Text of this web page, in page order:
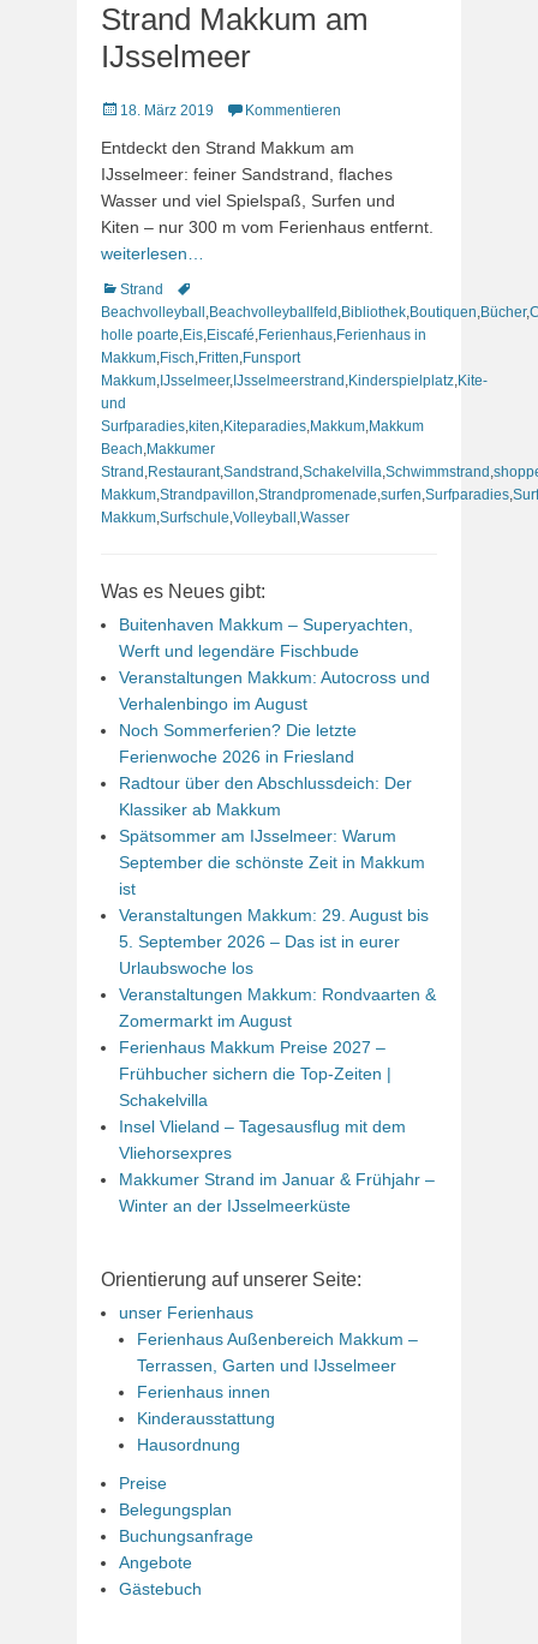
Strand Makkum am
IJsselmeer
Veröffentlicht
18. März 2019 Kommentieren
Entdeckt den Strand Makkum am
IJsselmeer: feiner Sandstrand, flaches
Wasser und viel Spielspaß, Surfen und
Kiten – nur 300 m vom Ferienhaus entfernt.
weiterlesen…
Kategorien
Strand
Schlagworte
Beachvolleyball ,Beachvolleyballfeld ,Bibliothek,Boutiquen,Bücher,
holle poarte,Eis,Eiscafé,Ferienhaus,Ferienhaus in
Makkum,Fisch,Fritten,Funsport
Makkum, IJsselmeer, IJsselmeerstrand ,Kinderspielplatz,Kite-
und
Surfparadies,kiten,Kiteparadies,Makkum,Makkum
Beach,Makkumer
Strand ,Restaurant,Sandstrand ,Schakelvilla,Schwimmstrand ,
Makkum,Strandpavillon,Strandpromenade,surfen,Surfparadies,
Makkum,Surfschule,Volleyball ,Wasser
Was es Neues gibt:
Buitenhaven Makkum – Superyachten,
Werft und legendäre Fischbude
Veranstaltungen Makkum: Autocross und
Verhalenbingo im August
Noch Sommerferien? Die letzte
Ferienwoche 2026 in Friesland
Radtour über den Abschlussdeich: Der
Klassiker ab Makkum
Spätsommer am IJsselmeer: Warum
September die schönste Zeit in Makkum
ist
Veranstaltungen Makkum: 29. August bis
5. September 2026 – Das ist in eurer
Urlaubswoche los
Veranstaltungen Makkum: Rondvaarten &
Zomermarkt im August
Ferienhaus Makkum Preise 2027 –
Frühbucher sichern die Top-Zeiten |
Schakelvilla
Insel Vlieland – Tagesausflug mit dem
Vliehorsexpres
Makkumer Strand im Januar & Frühjahr –
Winter an der IJsselmeerküste
Orientierung auf unserer Seite:
unser Ferienhaus
Ferienhaus Außenbereich Makkum –
Terrassen, Garten und IJsselmeer
Ferienhaus innen
Kinderausstattung
Hausordnung
Preise
Belegungsplan
Buchungsanfrage
Angebote
Gästebuch